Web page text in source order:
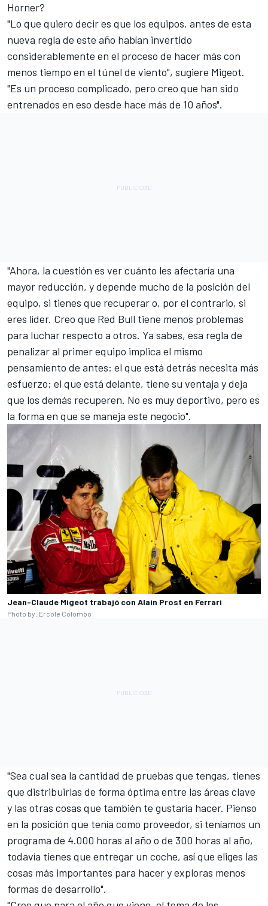
Horner?
"Lo que quiero decir es que los equipos, antes de esta
nueva regla de este año habían invertido
considerablemente en el proceso de hacer más con
menos tiempo en el túnel de viento", sugiere Migeot.
"Es un proceso complicado, pero creo que han sido
entrenados en eso desde hace más de 10 años".
"Ahora, la cuestión es ver cuánto les afectaría una
mayor reducción, y depende mucho de la posición del
equipo, si tienes que recuperar o, por el contrario, si
eres líder. Creo que Red Bull tiene menos problemas
para luchar respecto a otros. Ya sabes, esa regla de
penalizar al primer equipo implica el mismo
pensamiento de antes: el que está detrás necesita más
esfuerzo; el que está delante, tiene su ventaja y deja
que los demás recuperen. No es muy deportivo, pero es
la forma en que se maneja este negocio".
Jean-Claude Migeot trabajó con Alain Prost en Ferrari
Photo by: Ercole Colombo
"Sea cual sea la cantidad de pruebas que tengas, tienes
que distribuirlas de forma óptima entre las áreas clave
y las otras cosas que también te gustaría hacer. Pienso
en la posición que tenía como proveedor, si teníamos un
programa de 4.000 horas al año o de 300 horas al año,
todavía tienes que entregar un coche, así que eliges las
cosas más importantes para hacer y exploras menos
formas de desarrollo".